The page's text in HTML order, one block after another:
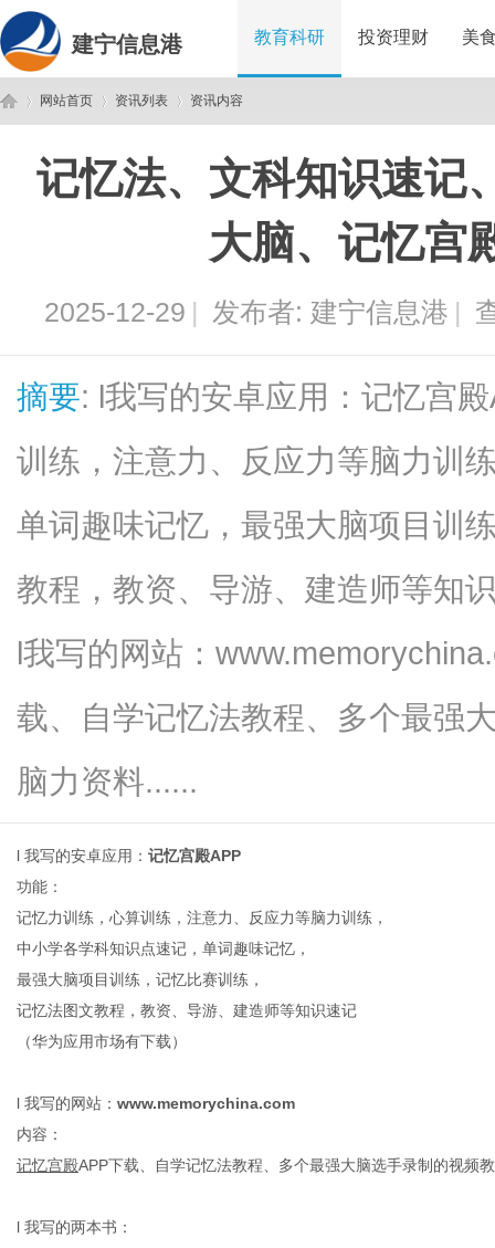
建宁信息港 教育科研 投资理财 美
网站首页
›
资讯列表
›
资讯内容
记忆法、文科知识速记
大脑、记忆宫
2025-12-29 | 发布者: 建宁信息港 |
摘要: l我写的安卓应用：记忆宫
训练，注意力、反应力等脑力训
单词趣味记忆，最强大脑项目训
教程，教资、导游、建造师等知
l我写的网站：
载、自学记忆法教程、多个最强
脑力资料......
l 我写的安卓应用： 记忆宫殿APP
功能：
记忆力训练， 心算训练，注意力、反应力等脑力训练，
中小学各学科知识点速记，单词趣味记忆，
最强大脑项目训练， 记忆比赛训练 ，
记忆法图文教程，教资、导游、建造师等知识速记
（华为应用市场有下载）
l 我写的网站： www.memorychina.com
内容：
记忆宫殿APP下载、自学记忆法教程、多个最强大脑选手录制的视频
l 我写的两本书 ：